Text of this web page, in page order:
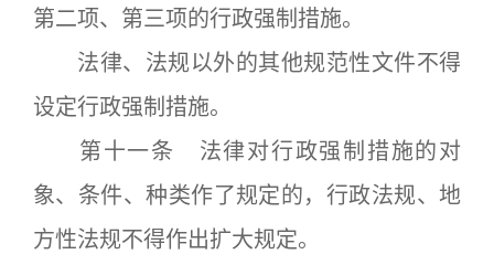
第二项、第三项的行政强制措施。
法律、法规以外的其他规范性文件不得
设定行政强制措施。
第十一条 法律对行政强制措施的对
象、条件、种类作了规定的，行政法规、地
方性法规不得作出扩大规定。